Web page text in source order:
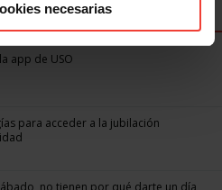
necesarias
app de USO
para acceder a la jubilación